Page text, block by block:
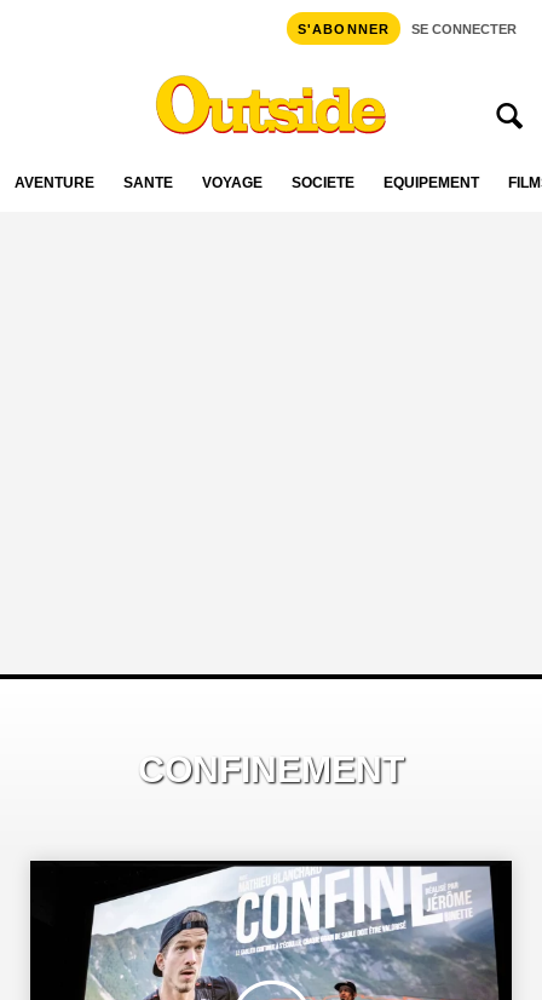
S'ABONNER SE CONNECTER
AVENTURE SANTÉ VOYAGE SOCIÉTÉ ÉQUIPEMENT
CONFINEMENT